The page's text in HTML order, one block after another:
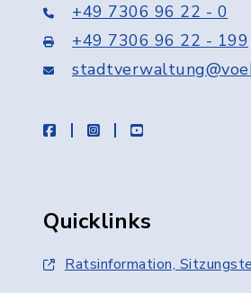
+49 7306 96 22 - 0
+49 7306 96 22 - 199
facebookinstagramyoutube
Quicklinks
Ratsinformation,